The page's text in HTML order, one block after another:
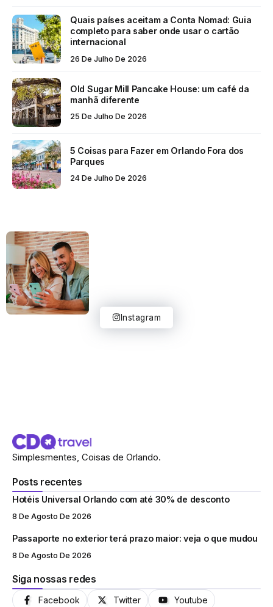
Quais países aceitam a Conta Nomad: Guia
completo para saber onde usar o cartão
internacional
26 De Julho De 2026
Old Sugar Mill Pancake House: um café da
manhã diferente
25 De Julho De 2026
5 Coisas para Fazer em Orlando Fora dos
Parques
24 De Julho De 2026
Instagram
Simplesmentes, Coisas de Orlando.
Posts recentes
Hotéis Universal Orlando com até 30% de desconto
8 De Agosto De 2026
Passaporte no exterior terá prazo maior: veja o que mudou
8 De Agosto De 2026
Siga nossas redes
Facebook Twitter Youtube